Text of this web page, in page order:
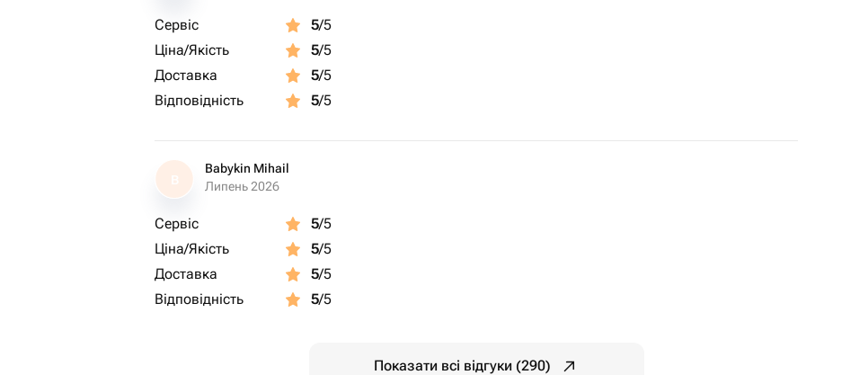
Сервіс 5/5
Ціна/Якість
5/5
Доставка
5/5
Відповідність
5/5
B
Babykin Mihail
Липень 2026
Сервіс 5/5
Ціна/Якість
5/5
Доставка
5/5
Відповідність
5/5
Показати всі відгуки (290)